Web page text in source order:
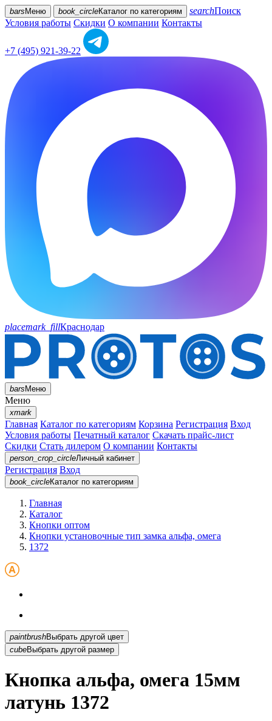
bars Меню book_circleКаталог по категориям searchПоиск
Условия работы Скидки О компании Контакты
+7 (495) 921-39-22
placemark_fillКраснодар
barsМеню
Меню
xmark
Главная Каталог по категориям Корзина Регистрация Вход
Условия работы Печатный каталог Скачать прайс-лист
Скидки Стать дилером О компании Контакты
person_crop_circleЛичный кабинет
Регистрация Вход
book_circleКаталог по категориям
Главная
Каталог
Кнопки оптом
Кнопки установочные тип замка альфа, омега
1372
paintbrush
Выбрать другой цвет
cubeВыбрать другой размер
Кнопка альфа, омега 15мм
латунь 1372